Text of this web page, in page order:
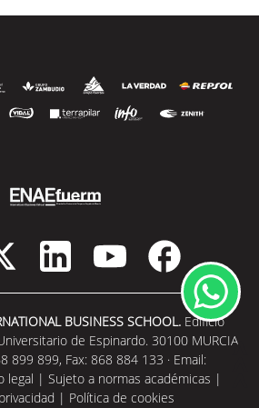
BUSINESS SCHOOL. Edificio
de Espinardo. 30100 MURCIA
899 899, Fax: 868 884 133 · Email:
legal | Sujeto a normas académicas |
| Política de cookies